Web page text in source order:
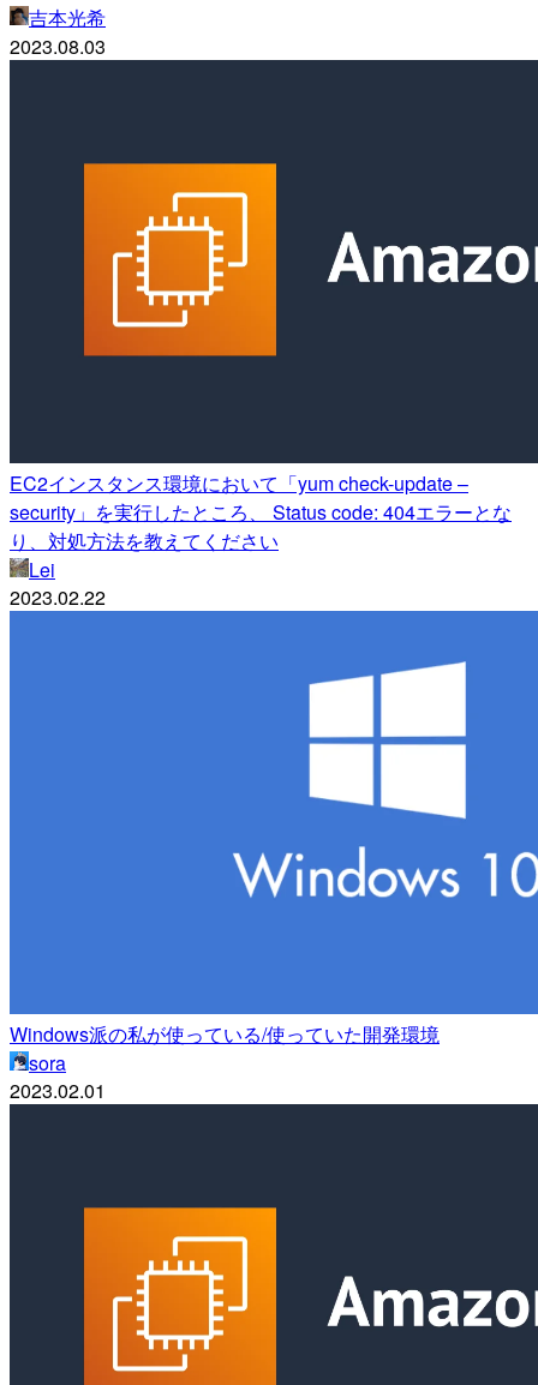
吉本光希
2023.08.03
EC2インスタンス環境において「yum check-update –
security」を実行したところ、 Status code: 404エラーとな
り、対処方法を教えてください
Lei
2023.02.22
Windows派の私が使っている/使っていた開発環境
sora
2023.02.01